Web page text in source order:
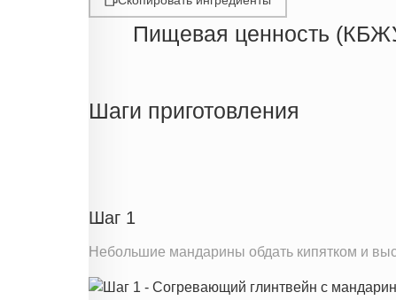
Пищевая ценность
Белки
Натрий
Магний
Шаги приготовления
Шаг 1
Небольшие мандарины обдать кипятком и